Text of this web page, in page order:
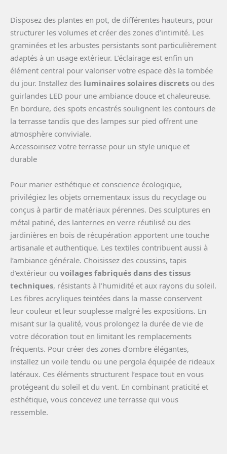
Disposez des plantes en pot, de différentes hauteurs, pour
structurer les volumes et créer des zones d’intimité. Les
graminées et les arbustes persistants sont particulièrement
adaptés à un usage extérieur. L’éclairage est enfin un
élément central pour valoriser votre espace dès la tombée
du jour. Installez des luminaires solaires discrets ou des
guirlandes LED pour une ambiance douce et chaleureuse.
En bordure, des spots encastrés soulignent les contours de
la terrasse tandis que des lampes sur pied offrent une
atmosphère conviviale.
Accessoirisez votre terrasse pour un style unique et
durable
Pour marier esthétique et conscience écologique,
privilégiez les objets ornementaux issus du recyclage ou
conçus à partir de matériaux pérennes. Des sculptures en
métal patiné, des lanternes en verre réutilisé ou des
jardinières en bois de récupération apportent une touche
artisanale et authentique. Les textiles contribuent aussi à
l’ambiance générale. Choisissez des coussins, tapis
d’extérieur ou voilages fabriqués dans des tissus
techniques, résistants à l’humidité et aux rayons du soleil.
Les fibres acryliques teintées dans la masse conservent
leur couleur et leur souplesse malgré les expositions. En
misant sur la qualité, vous prolongez la durée de vie de
votre décoration tout en limitant les remplacements
fréquents. Pour créer des zones d’ombre élégantes,
installez un voile tendu ou une pergola équipée de rideaux
latéraux. Ces éléments structurent l’espace tout en vous
protégeant du soleil et du vent. En combinant praticité et
esthétique, vous concevez une terrasse qui vous
ressemble.